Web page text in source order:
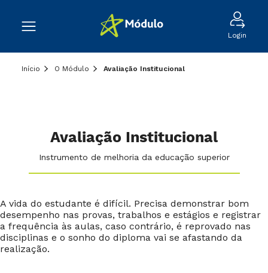
Login
Início O Módulo Avaliação Institucional
Avaliação Institucional
Instrumento de melhoria da educação superior
A vida do estudante é difícil. Precisa demonstrar bom
desempenho nas provas, trabalhos e estágios e registrar
a frequência às aulas, caso contrário, é reprovado nas
disciplinas e o sonho do diploma vai se afastando da
realização.